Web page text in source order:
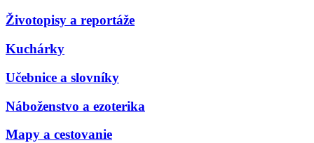
Životopisy a reportáže
Kuchárky
Učebnice a slovníky
Náboženstvo a ezoterika
Mapy a cestovanie